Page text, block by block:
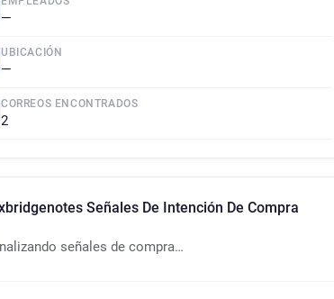
—
UBICACIÓN
—
CORREOS ENCONTRADOS
2
Señales De Intención De Compra
señales de compra…